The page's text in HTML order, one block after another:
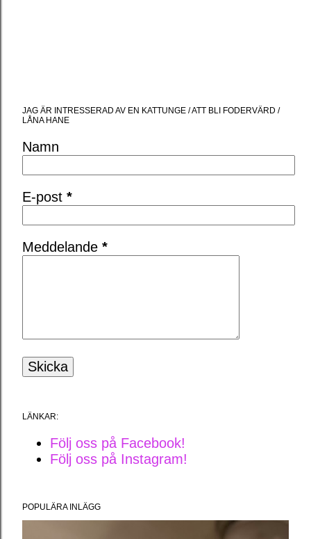
JAG ÄR INTRESSERAD AV EN KATTUNGE / ATT BLI FODERVÄRD /
LÅNA HANE
Namn
E-post *
Meddelande *
LÄNKAR:
Följ oss på Facebook!
Följ oss på Instagram!
POPULÄRA INLÄGG